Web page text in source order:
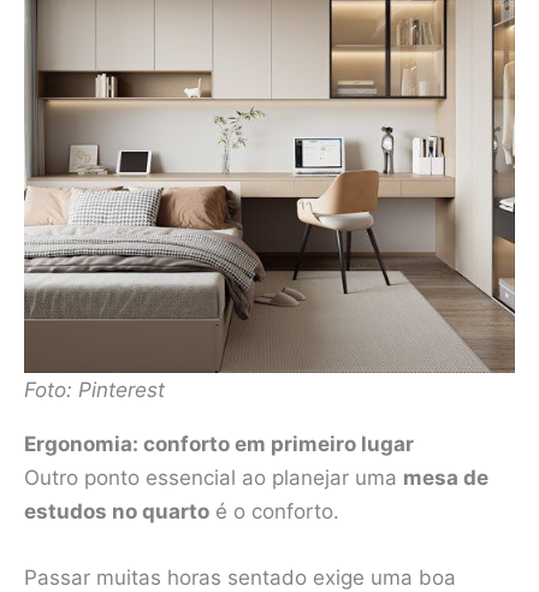
Foto: Pinterest
Ergonomia: conforto em primeiro lugar
Outro ponto essencial ao planejar uma mesa de
estudos no quarto é o conforto.
Passar muitas horas sentado exige uma boa